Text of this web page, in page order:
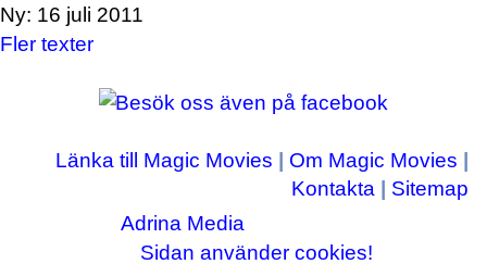
Ny: 16 juli 2011
Fler texter
Länka till Magic Movies Om Magic Movies
Kontakta
Sitemap
Copyright © 2003-2026Adrina Media
Sidan använder cookies!